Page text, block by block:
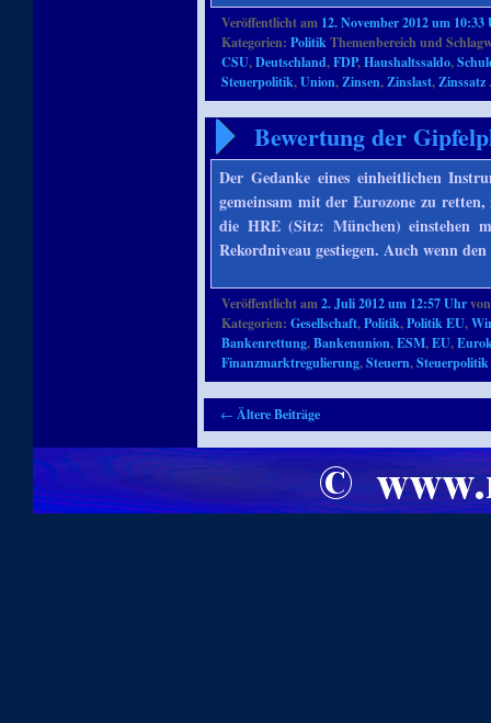
Veröffentlicht am 12. November 2012 um 10:33
Kategorien:PolitikThemenbereich und
CSU,Deutschland,FDP,Haushaltssaldo,
Steuerpolitik,Union,Zinsen,Zinslast,Zinssatz
Bewertung der
Der Gedanke eines einheitlichen
gemeinsam mit der Eurozone zu
die HRE (Sitz: München) einstehen
Rekordniveau gestiegen. Auch wenn
Veröffentlicht am2. Juli 2012 um 12:57 Uhr
Kategorien:Gesellschaft,Politik,Politik EU,
Bankenrettung,Bankenunion,ESM,EU,
Finanzmarktregulierung,Steuern,Steuerpolitik
Artikelnavigation
← Ältere Beiträge